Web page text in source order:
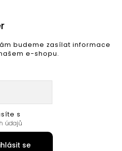
budeme zasílat informace
e-shopu.
s
údajů
se